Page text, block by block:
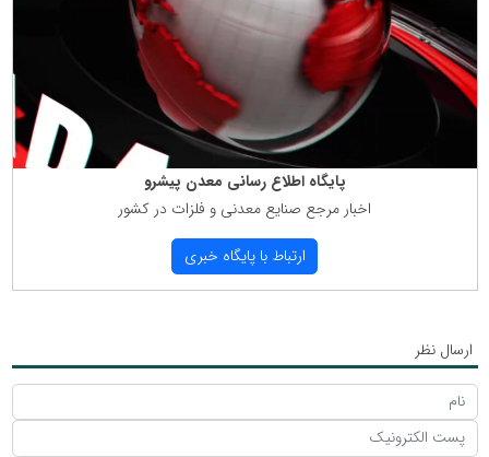
پایگاه اطلاع رسانی معدن پیشرو
اخبار مرجع صنایع معدنی و فلزات در كشور
ارتباط با پایگاه خبری
ارسال نظر